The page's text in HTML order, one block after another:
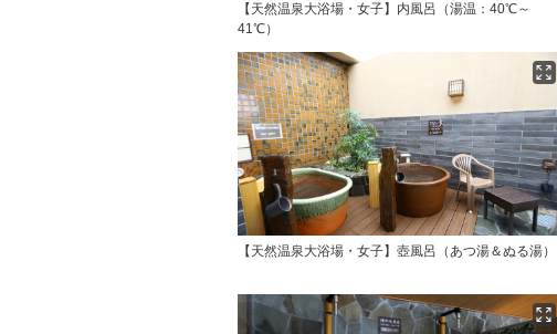
【天然温泉大浴場・女子】内風呂（湯温：40℃～
41℃）
【天然温泉大浴場・女子】壺風呂（あつ湯＆ぬる湯）